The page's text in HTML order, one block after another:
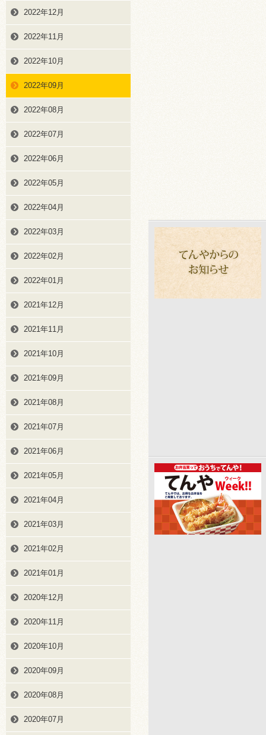
2022年12月
2022年11月
2022年10月
2022年09月
2022年08月
2022年07月
2022年06月
2022年05月
2022年04月
2022年03月
2022年02月
2022年01月
2021年12月
2021年11月
2021年10月
2021年09月
2021年08月
2021年07月
2021年06月
2021年05月
2021年04月
2021年03月
2021年02月
2021年01月
2020年12月
2020年11月
2020年10月
2020年09月
2020年08月
2020年07月